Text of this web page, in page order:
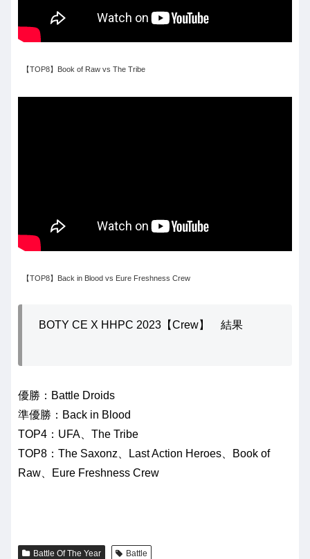
【TOP8】Book of Raw vs The Tribe
【TOP8】Back in Blood vs Eure Freshness Crew
BOTY CE X HHPC 2023【Crew】 結果
優勝：Battle Droids
準優勝：Back in Blood
TOP4：UFA、The Tribe
TOP8：The Saxonz、Last Action Heroes、Book of
Raw、Eure Freshness Crew
Battle Of The Year Battle